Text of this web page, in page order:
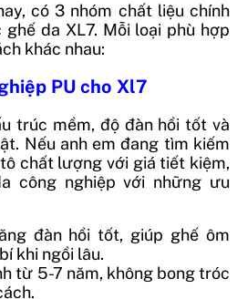
có 3 nhóm chất liệu chính
da XL7. Mỗi loại phù hợp
khác nhau:
PU cho Xl7
trúc mềm, độ đàn hồi tốt và
Nếu anh em đang tìm kiếm
chất lượng với giá tiết kiệm,
công nghiệp với những ưu
đàn hồi tốt, giúp ghế ôm
khi ngồi lâu.
từ 5-7 năm, không bong tróc